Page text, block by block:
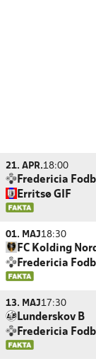
21. APR.18:00
Fredericia
Erritsø GIF
01. MAJ18:30
FC Kolding Nord
Fredericia
13. MAJ17:30
Lunderskov B
Fredericia